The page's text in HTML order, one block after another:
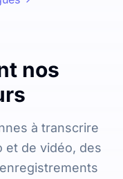
nos
à transcrire
et de vidéo, des